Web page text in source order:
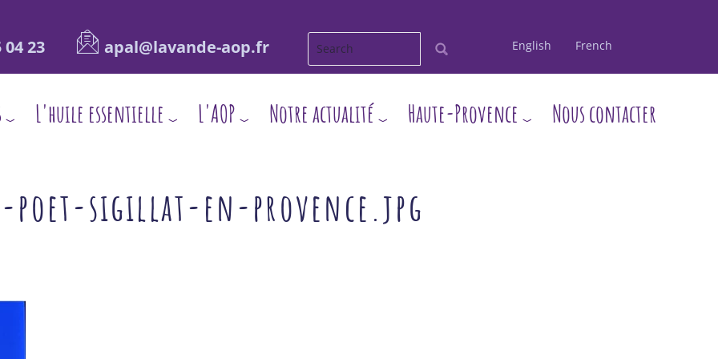
04 23 apal@lavande-aop.fr English French
L'huile essentielle L'AOP Notre actualité Haute-Provence Nous contacter
poet-sigillat-en-provence.jpg